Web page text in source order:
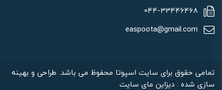
044-33446468
easpoota@gmail.com
تمامی حقوق برای سایت اسپوتا محفوظ می باشد. طراحی و بهینه
سازی شده : دیزاین مای سایت